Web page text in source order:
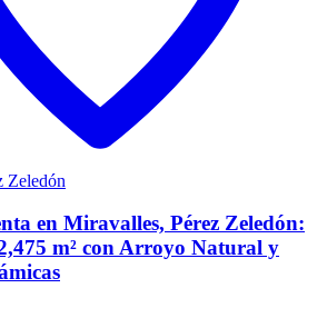
Zeledón
en Miravalles, Pérez Zeledón:
m² con Arroyo Natural y